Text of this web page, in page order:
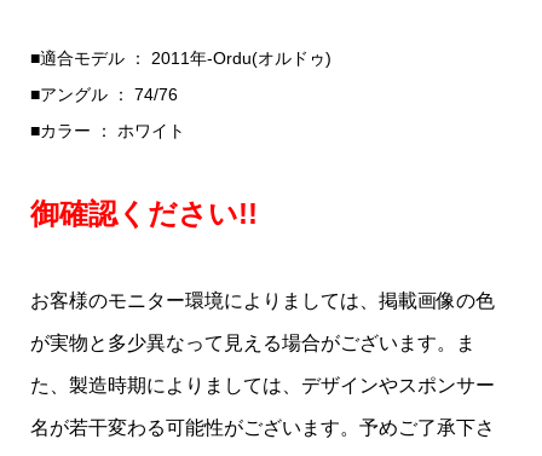
■適合モデル ： 2011年-Ordu(オルドゥ)
■アングル ： 74/76
■カラー ： ホワイト
御確認ください!!
お客様のモニター環境によりましては、掲載画像の色
が実物と多少異なって見える場合がございます。ま
た、製造時期によりましては、デザインやスポンサー
名が若干変わる可能性がございます。予めご了承下さ